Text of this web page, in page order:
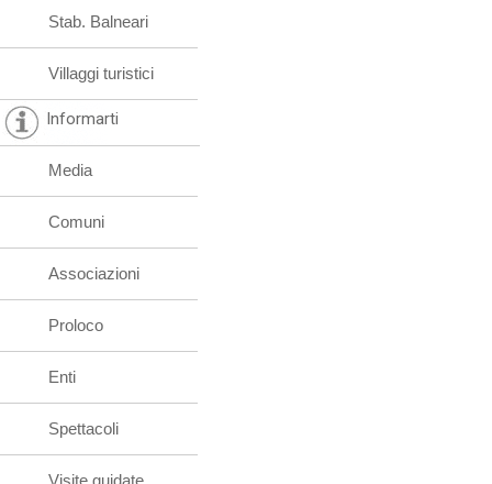
Stab. Balneari
Villaggi turistici
Informarti
Media
Comuni
Associazioni
Proloco
Enti
Spettacoli
Visite guidate